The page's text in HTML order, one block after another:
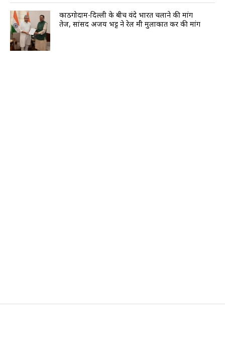
काठगोदाम-दिल्ली के बीच वंदे भारत चलाने की मांग
तेज, सांसद अजय भट्ट ने रेल मंत्री मुलाकात कर की मांग